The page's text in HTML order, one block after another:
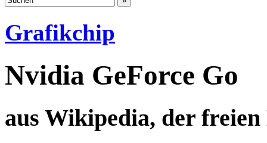
Grafikchip
Nvidia GeForce Go
aus Wikipedia, der